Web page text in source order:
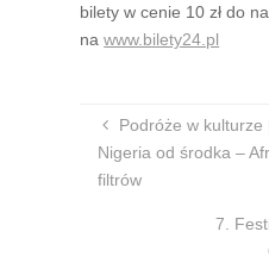
bilety w cenie 10 zł do
nawww.bilety24.pl
Podróże w kulturze
Nigeria od środka –
filtrów
7.